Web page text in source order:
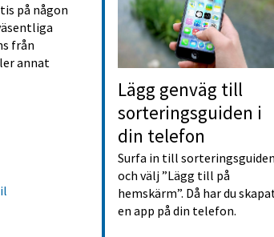
på någon
från
annat
öppnas i nytt fönster.
Lägg genväg till
sorterings­guiden i
din telefon
Surfa in till sorteringsguiden
och välj ”Lägg till på
hemskärm”. Då har du
en app på din telefon.